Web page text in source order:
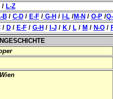
/ L-Z
B/ C-D/ E-F/G-H / I-L/M-N / O-P/
/ D/ E-F/ G-H / I-J/ K / L/ M / N-O/